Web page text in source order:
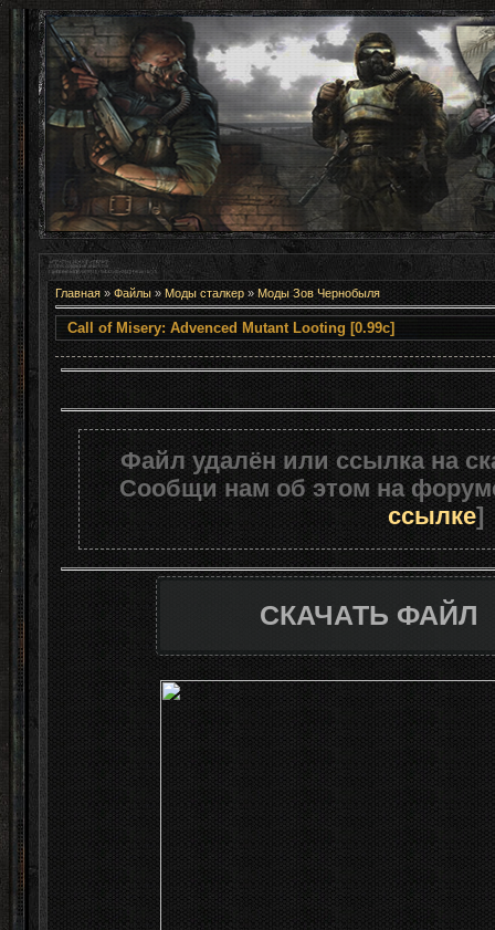
Главная» Файлы» Моды сталкер» Моды Зов Чернобыля
Call of Misery: Advenced Mutant
Файл удалён или ссылка на
Сообщи нам об этом на
ссылке]
СКАЧАТЬ ФАЙЛ